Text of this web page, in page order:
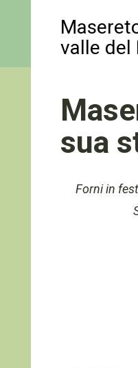
valle del
sua
Forni in